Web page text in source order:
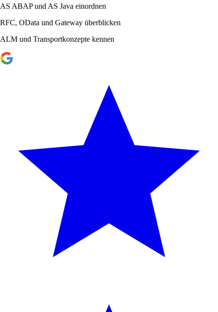
AS ABAP und AS Java einordnen
RFC, OData und Gateway überblicken
ALM und Transportkonzepte kennen